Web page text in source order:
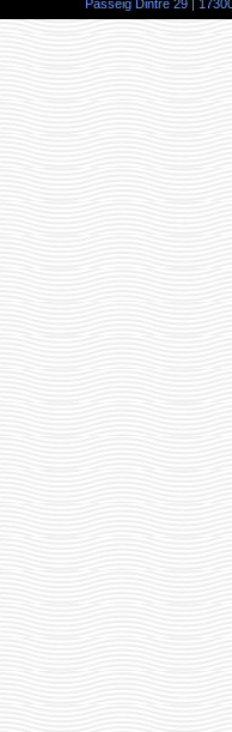
Passeig Dintre 29 |